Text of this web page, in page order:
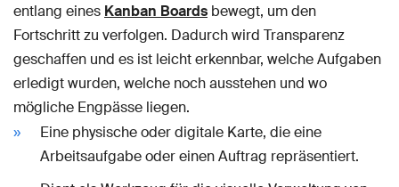
entlang eines Kanban Boards bewegt, um den
Fortschritt zu verfolgen. Dadurch wird Transparenz
geschaffen und es ist leicht erkennbar, welche Aufgaben
erledigt wurden, welche noch ausstehen und wo
mögliche Engpässe liegen.
Eine physische oder digitale Karte, die eine
Arbeitsaufgabe oder einen Auftrag repräsentiert.